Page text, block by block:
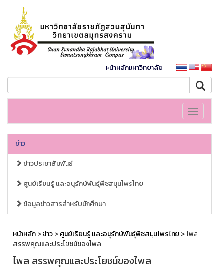
หน้าหลักมหาวิทยาลัย
Toggle
ข่าว
ข่าวประชาสัมพันธ์
ศูนย์เรียนรู้ และอนุรักษ์พันธุ์พืชสมุนไพรไทย
ข้อมูลข่าวสารสำหรับนักศึกษา
หน้าหลัก>ข่าว>ศูนย์เรียนรู้ และอนุรักษ์พันธุ์พืชสมุนไพรไทย > ไพล
สรรพคุณและประโยชน์ของไพล
ไพล สรรพคุณและประโยชน์ของไพล